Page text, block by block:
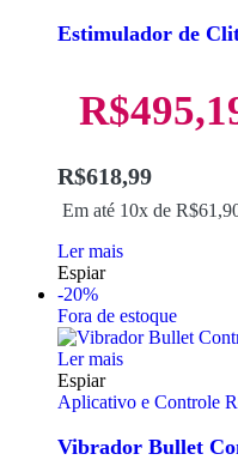
Estimulador de
R$618,99
Em até 10x de R$
R$
Ler mais
Espiar
-20%
Fora de estoque
Ler mais
Espiar
Aplicativo e Controle
Vibrador Bullet